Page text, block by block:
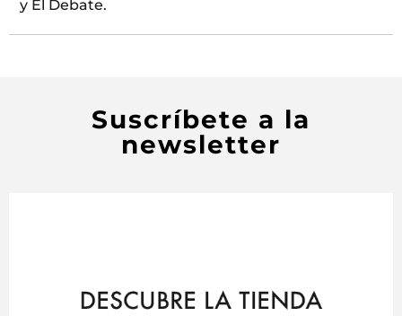
y El Debate.
Suscríbete a la
newsletter